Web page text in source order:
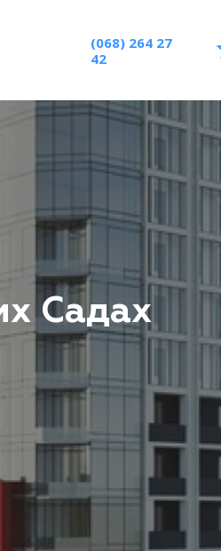
(068) 264 27
42
Садах